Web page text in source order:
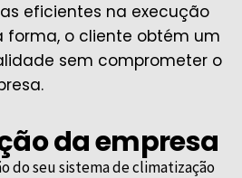
eficientes na execução
forma, o cliente obtém um
sem comprometer o
da empresa
do seu sistema de climatização